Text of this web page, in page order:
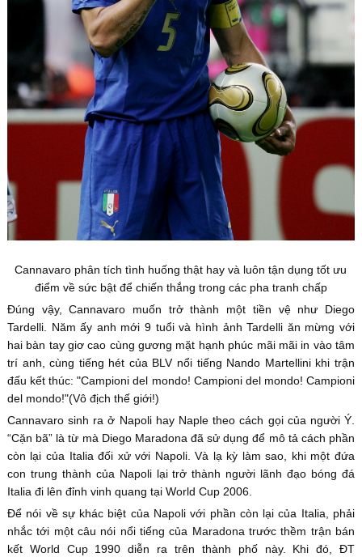
Cannavaro phân tích tình huống thật hay và luôn tận dụng tốt ưu
điểm về sức bật để chiến thắng trong các pha tranh chấp
Đúng vậy, Cannavaro muốn trở thành một tiền vệ như Diego
Tardelli. Năm ấy anh mới 9 tuổi và hình ảnh Tardelli ăn mừng với
hai bàn tay giơ cao cùng gương mặt hạnh phúc mãi mãi in vào tâm
trí anh, cùng tiếng hét của BLV nổi tiếng Nando Martellini khi trận
đấu kết thúc: "Campioni del mondo! Campioni del mondo! Campioni
del mondo!"(Vô địch thế giới!)
Cannavaro sinh ra ở Napoli hay Naple theo cách gọi của người Ý.
“Cặn bã” là từ mà Diego Maradona đã sử dụng để mô tả cách phần
còn lại của Italia đối xử với Napoli. Và lạ kỳ làm sao, khi một đứa
con trung thành của Napoli lại trở thành người lãnh đạo bóng đá
Italia đi lên đỉnh vinh quang tại World Cup 2006.
Để nói về sự khác biệt của Napoli với phần còn lại của Italia, phải
nhắc tới một câu nói nổi tiếng của Maradona trước thềm trận bán
kết World Cup 1990 diễn ra trên thành phố này. Khi đó, ĐT